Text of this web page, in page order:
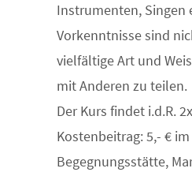
Instrumenten, Singen
Vorkenntnisse sind
vielfältige Art und
mit Anderen zu teilen.
Der Kurs findet i.d.R.
Kostenbeitrag: 5,- €
Begegnungsstätte,